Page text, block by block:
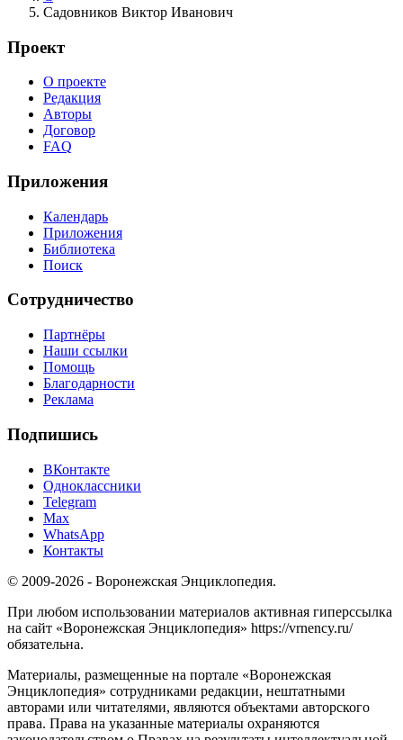
Садовников Виктор Иванович
Проект
О проекте
Редакция
Авторы
Договор
FAQ
Приложения
Календарь
Приложения
Библиотека
Поиск
Сотрудничество
Партнёры
Наши ссылки
Помощь
Благодарности
Реклама
Подпишись
ВКонтакте
Одноклассники
Telegram
Max
WhatsApp
Контакты
© 2009-2026 - Воронежская Энциклопедия.
При любом использовании материалов активная гиперссылка
на сайт «Воронежская Энциклопедия» https://vrnency.ru/
обязательна.
Материалы, размещенные на портале «Воронежская
Энциклопедия» сотрудниками редакции, нештатными
авторами или читателями, являются объектами авторского
права. Права на указанные материалы охраняются